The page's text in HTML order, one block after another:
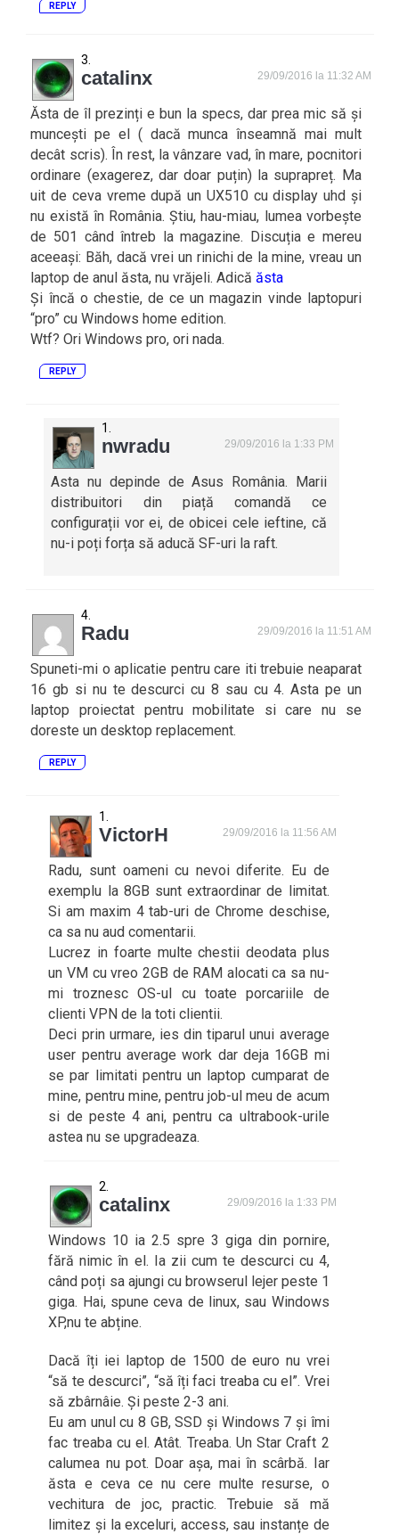
REPLY
catalinx 29/09/2016 la 11:32 AM
Ăsta de îl prezinți e bun la specs, dar prea mic să și
muncești pe el ( dacă munca înseamnă mai mult
decât scris). În rest, la vânzare vad, în mare, pocnitori
ordinare (exagerez, dar doar puțin) la suprapreț. Ma
uit de ceva vreme după un UX510 cu display uhd și
nu există în România. Știu, hau-miau, lumea vorbește
de 501 când întreb la magazine. Discuția e mereu
aceeași: Băh, dacă vrei un rinichi de la mine, vreau un
laptop de anul ăsta, nu vrăjeli. Adicăăsta
Și încă o chestie, de ce un magazin vinde laptopuri
“pro” cu Windows home edition.
Wtf? Ori Windows pro, ori nada.
REPLY
nwradu 29/09/2016 la 1:33 PM
Asta nu depinde de Asus România. Marii
distribuitori din piață comandă ce
configurații vor ei, de obicei cele ieftine, că
nu-i poți forța să aducă SF-uri la raft.
Radu 29/09/2016 la 11:51 AM
Spuneti-mi o aplicatie pentru care iti trebuie neaparat
16 gb si nu te descurci cu 8 sau cu 4. Asta pe un
laptop proiectat pentru mobilitate si care nu se
doreste un desktop replacement.
REPLY
VictorH 29/09/2016 la 11:56 AM
Radu, sunt oameni cu nevoi diferite. Eu de
exemplu la 8GB sunt extraordinar de limitat.
Si am maxim 4 tab-uri de Chrome deschise,
ca sa nu aud comentarii.
Lucrez in foarte multe chestii deodata plus
un VM cu vreo 2GB de RAM alocati ca sa nu-
mi troznesc OS-ul cu toate porcariile de
clienti VPN de la toti clientii.
Deci prin urmare, ies din tiparul unui average
user pentru average work dar deja 16GB mi
se par limitati pentru un laptop cumparat de
mine, pentru mine, pentru job-ul meu de acum
si de peste 4 ani, pentru ca ultrabook-urile
astea nu se upgradeaza.
catalinx 29/09/2016 la 1:33 PM
Windows 10 ia 2.5 spre 3 giga din pornire,
fără nimic în el. Ia zii cum te descurci cu 4,
când poți sa ajungi cu browserul lejer peste 1
giga. Hai, spune ceva de linux, sau Windows
XP,nu te abține.
Dacă îți iei laptop de 1500 de euro nu vrei
“să te descurci”, “să îți faci treaba cu el”. Vrei
să zbârnâie. Și peste 2-3 ani.
Eu am unul cu 8 GB, SSD și Windows 7 și îmi
fac treaba cu el. Atât. Treaba. Un Star Craft 2
calumea nu pot. Doar așa, mai în scârbă. Iar
ăsta e ceva ce nu cere multe resurse, o
vechitura de joc, practic. Trebuie să mă
limitez și la exceluri, access, sau instanțe de